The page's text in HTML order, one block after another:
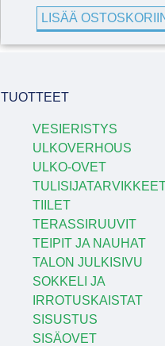
LISÄÄ
TUOTTEET
VESIERISTYS
ULKOVERHOUS
ULKO-OVET
TIILET
TERASSIRUUVIT
TEIPIT JA NAUHAT
TALON JULKISIVU
SOKKELI JA
IRROTUSKAISTAT
SISUSTUS
SISÄOVET